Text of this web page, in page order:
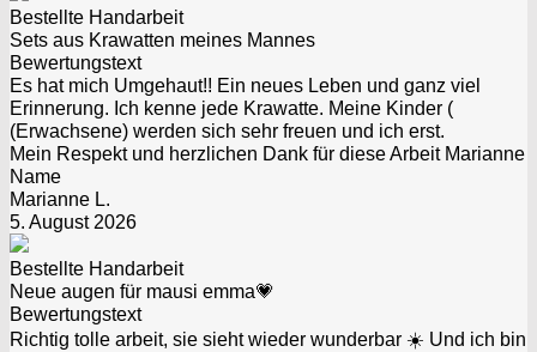
Bestellte Handarbeit
Sets aus Krawatten meines Mannes
Bewertungstext
Es hat mich Umgehaut!! Ein neues Leben und ganz viel
Erinnerung. Ich kenne jede Krawatte. Meine Kinder (
(Erwachsene) werden sich sehr freuen und ich erst.
Mein Respekt und herzlichen Dank für diese Arbeit Marianne
Name
Marianne L.
5. August 2026
Bestellte Handarbeit
Neue augen für mausi emma💗
Bewertungstext
Richtig tolle arbeit, sie sieht wieder wunderbar ☀️ Und ich bin